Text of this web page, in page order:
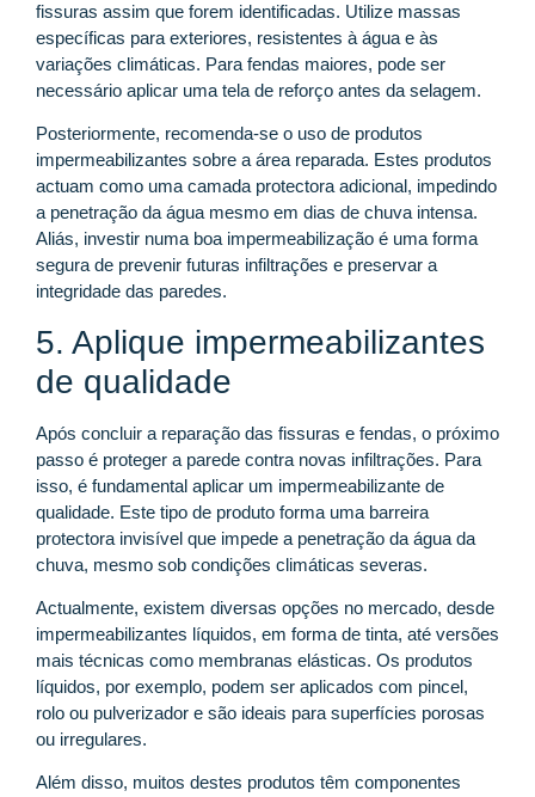
fissuras assim que forem identificadas. Utilize massas
específicas para exteriores, resistentes à água e às
variações climáticas. Para fendas maiores, pode ser
necessário aplicar uma tela de reforço antes da selagem.
Posteriormente, recomenda-se o uso de produtos
impermeabilizantes sobre a área reparada. Estes produtos
actuam como uma camada protectora adicional, impedindo
a penetração da água mesmo em dias de chuva intensa.
Aliás, investir numa boa impermeabilização é uma forma
segura de prevenir futuras infiltrações e preservar a
integridade das paredes.
5. Aplique impermeabilizantes
de qualidade
Após concluir a reparação das fissuras e fendas, o próximo
passo é proteger a parede contra novas infiltrações. Para
isso, é fundamental aplicar um impermeabilizante de
qualidade. Este tipo de produto forma uma barreira
protectora invisível que impede a penetração da água da
chuva, mesmo sob condições climáticas severas.
Actualmente, existem diversas opções no mercado, desde
impermeabilizantes líquidos, em forma de tinta, até versões
mais técnicas como membranas elásticas. Os produtos
líquidos, por exemplo, podem ser aplicados com pincel,
rolo ou pulverizador e são ideais para superfícies porosas
ou irregulares.
Além disso, muitos destes produtos têm componentes